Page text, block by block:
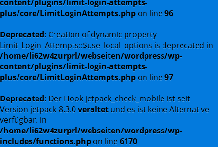
content/plugins/limit-login-attempts-
plus/core/LimitLoginAttempts.php on line96
Deprecated: Creation of dynamic property
Limit_Login_Attempts::$use_local_options is deprecated in
/home/li62w4zurprl/webseiten/wordpress/wp-
content/plugins/limit-login-attempts-
plus/core/LimitLoginAttempts.php on line97
Deprecated: Der Hook jetpack_check_mobile ist seit
Version jetpack-8.3.0veraltet und es ist keine Alternative
verfügbar. in
/home/li62w4zurprl/webseiten/wordpress/wp-
includes/functions.php on line6170